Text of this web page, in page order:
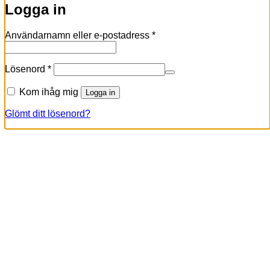
Logga in
Användarnamn eller e-postadress *Obligatoriskt
Lösenord *Obligatoriskt
Kom ihåg mig Logga in
Glömt ditt lösenord?